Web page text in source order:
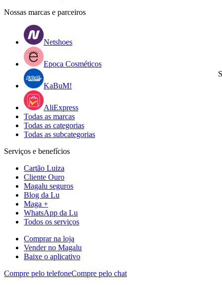
Nossas marcas e parceiros
Netshoes
Epoca Cosméticos
KaBuM!
AliExpress
Todas as marcas
Todas as categorias
Todas as subcategorias
Serviços e benefícios
Cartão Luiza
Cliente Ouro
Magalu seguros
Blog da Lu
Maga +
WhatsApp da Lu
Todos os serviços
Comprar na loja
Vender no Magalu
Baixe o aplicativo
Compre pelo telefoneCompre pelo chat